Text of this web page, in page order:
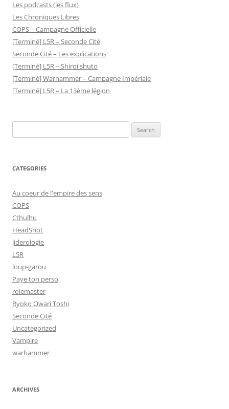
Les podcasts (les flux)
Les Chroniques Libres
COPS – Campagne Officielle
[Terminé] L5R – Seconde Cité
Seconde Cité – Les explications
[Terminé] L5R – Shiroi shuto
[Terminé] Warhammer – Campagne Impériale
[Terminé] L5R – La 13ème légion
for:
CATEGORIES
Au coeur de l'empire des sens
COPS
Cthulhu
HeadShot
jiderologie
L5R
loup-garou
Paye ton perso
rolemaster
Ryoko Owari Toshi
Seconde Cité
Uncategorized
Vampire
warhammer
ARCHIVES